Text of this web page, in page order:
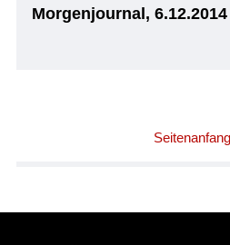
Morgenjournal, 6.12.2014
Seitenanfang